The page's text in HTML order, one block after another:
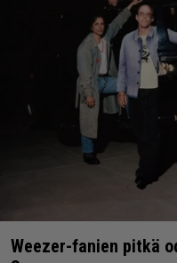
Weezer-fanien pitkä